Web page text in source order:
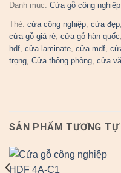
Danh mục: Cửa gỗ công
Thẻ: cửa công nghiệp, cửa đẹp,
cửa gỗ giá rẻ, cửa gỗ hàn quốc,
hdf, cửa laminate, cửa mdf,
trọng, Cửa thông phòng, cửa
SẢN PHẨM TƯƠNG TỰ